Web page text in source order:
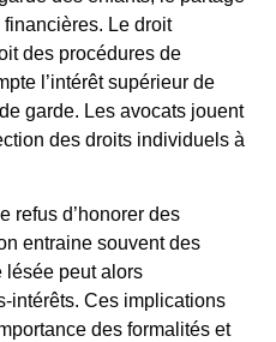
Le droit
des procédures de
l’intérêt supérieur de
garde. Les avocats jouent
des droits individuels à
refus d’honorer des
entraine souvent des
lésée peut alors
intérêts. Ces implications
des formalités et